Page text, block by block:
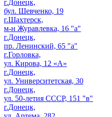
г.Донецк,
бул. Шевченко, 19
г.Шахтерск,
м-н Журавлевка, 16 "а"
г.Донецк,
пр. Ленинский, 65 "а"
г.Горловка,
ул. Кирова, 12 «А»
г.Донецк,
ул. Университетская, 30
г.Донецк,
ул. 50-летия СССР, 151 "в"
г.Донецк,